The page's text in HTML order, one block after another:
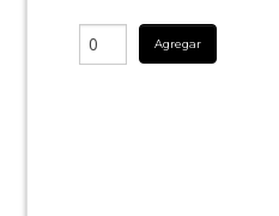
Agregar